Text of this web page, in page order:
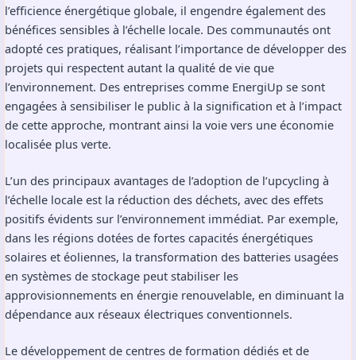
l’efficience énergétique globale, il engendre également des
bénéfices sensibles à l’échelle locale. Des communautés ont
adopté ces pratiques, réalisant l’importance de développer des
projets qui respectent autant la qualité de vie que
l’environnement. Des entreprises comme EnergiUp se sont
engagées à sensibiliser le public à la signification et à l’impact
de cette approche, montrant ainsi la voie vers une économie
localisée plus verte.
L’un des principaux avantages de l’adoption de l’upcycling à
l’échelle locale est la réduction des déchets, avec des effets
positifs évidents sur l’environnement immédiat. Par exemple,
dans les régions dotées de fortes capacités énergétiques
solaires et éoliennes, la transformation des batteries usagées
en systèmes de stockage peut stabiliser les
approvisionnements en énergie renouvelable, en diminuant la
dépendance aux réseaux électriques conventionnels.
Le développement de centres de formation dédiés et de